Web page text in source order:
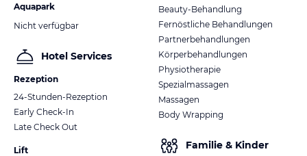
Aquapark
Nicht verfügbar
Hotel Services
Rezeption
24-Stunden-Rezeption
Early Check-In
Late Check Out
Lift
Beauty-Behandlung
Fernöstliche Behandlungen
Partnerbehandlungen
Körperbehandlungen
Physiotherapie
Spezialmassagen
Massagen
Body Wrapping
Familie & Kinder